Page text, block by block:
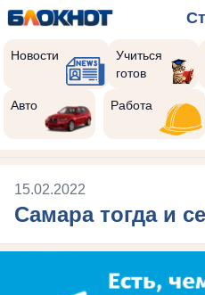
Новости
Учиться
готов
Авто Работа
15.02.2022
Самара тогда и